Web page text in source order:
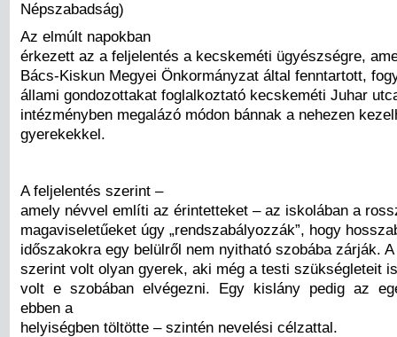
Népszabadság)
Az elmúlt napokban
érkezett az a feljelentés a kecskeméti ügyészségre,
Bács-Kiskun Megyei Önkormányzat által fenntartott,
állami gondozottakat foglalkoztató kecskeméti Juhar
intézményben megalázó módon bánnak a nehezen
gyerekekkel.
A feljelentés szerint –
amely névvel említi az érintetteket – az iskolában a
magaviseletűeket úgy „rendszabályozzák”, hogy
időszakokra egy belülről nem nyitható szobába zárják.
szerint volt olyan gyerek, aki még a testi szükségleteit
volt e szobában elvégezni. Egy kislány pedig az
ebben a
helyiségben töltötte – szintén nevelési célzattal.